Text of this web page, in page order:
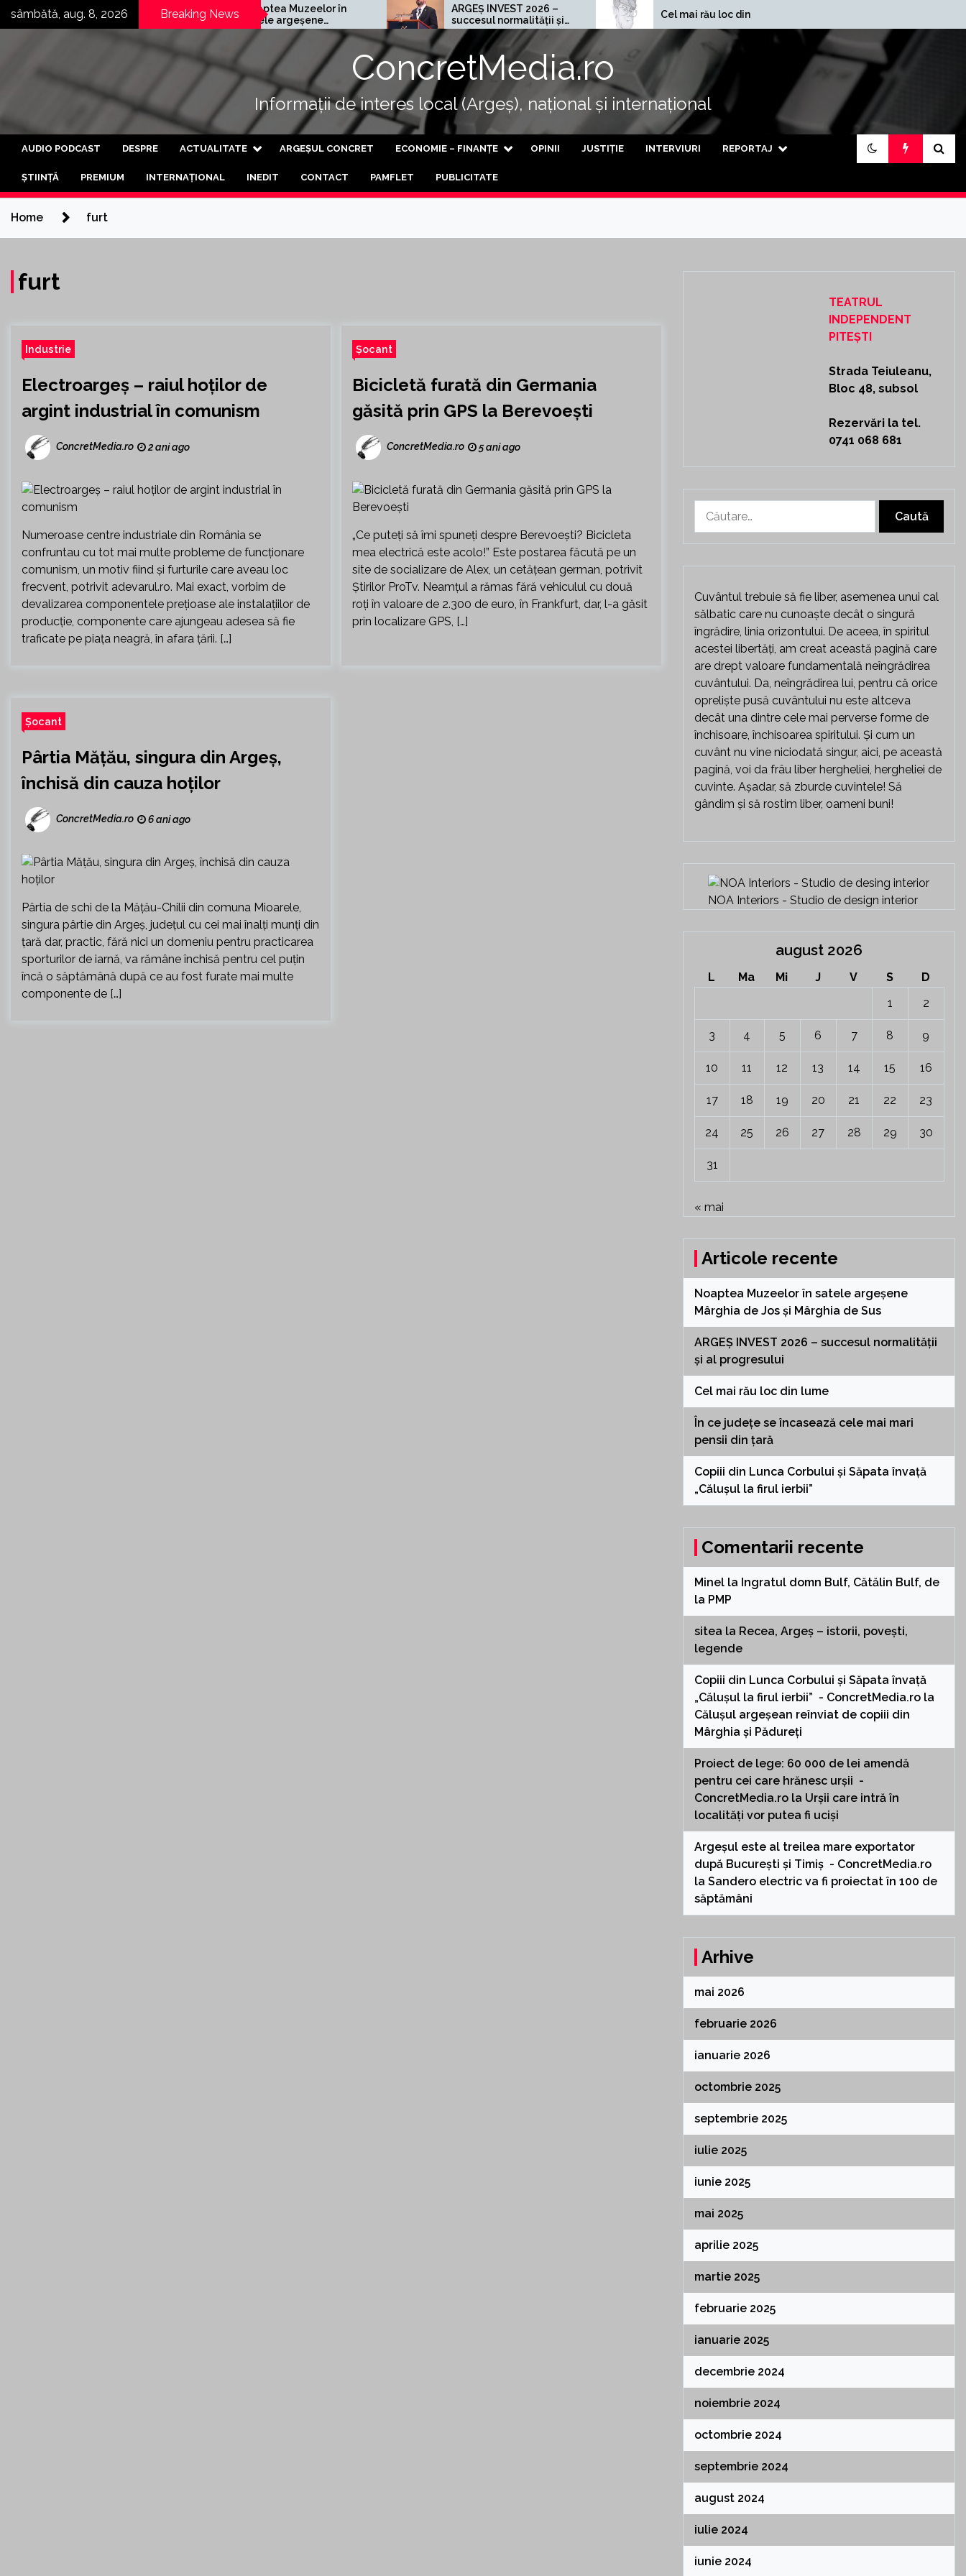
Skipsâmbătă, aug. 8, 2026 Breaking News
germană
și-a deschis a
din Curtea
Noaptea Muzeelor în
satele argeșene
Mârghia de Jos și
Mârghia de Sus
ARGEȘ INVEST 2026 –
succesul normalității și
al progresului
Cel mai rău loc din lume
pensii din țară
ConcretMedia.ro
Informații de interes local (Argeș), național și internațional
AUDIO PODCAST DESPRE ACTUALITATE ARGEȘUL CONCRET ECONOMIE – FINANȚE OPINII JUSTIȚIE INTERVIURI REPORTAJ
ȘTIINȚĂ PREMIUM INTERNAȚIONAL INEDIT CONTACT PAMFLET PUBLICITATE
Home furt
furt
Industrie
Electroargeș – raiul hoților de
argint industrial în comunism
ConcretMedia.ro 2 ani ago
Numeroase centre industriale din România se
confruntau cu tot mai multe probleme de funcționare
comunism, un motiv fiind și furturile care aveau loc
frecvent, potrivit adevarul.ro. Mai exact, vorbim de
devalizarea componentele prețioase ale instalațiilor de
producție, componente care ajungeau adesea să fie
traficate pe piața neagră, în afara țării. […]
Șocant
Bicicletă furată din Germania
găsită prin GPS la Berevoești
ConcretMedia.ro 5 ani ago
„Ce puteţi să îmi spuneţi despre Berevoeşti? Bicicleta
mea electrică este acolo!” Este postarea făcută pe un
site de socializare de Alex, un cetăţean german, potrivit
Știrilor ProTv. Neamțul a rămas fără vehiculul cu două
roţi în valoare de 2.300 de euro, în Frankfurt, dar, l-a găsit
prin localizare GPS, […]
Șocant
Pârtia Mățău, singura din Argeș,
închisă din cauza hoților
ConcretMedia.ro 6 ani ago
Pârtia de schi de la Măţău-Chilii din comuna Mioarele,
singura pârtie din Argeș, județul cu cei mai înalți munți din
țară dar, practic, fără nici un domeniu pentru practicarea
sporturilor de iarnă, va rămâne închisă pentru cel puţin
încă o săptămână după ce au fost furate mai multe
componente de […]
TEATRUL
INDEPENDENT
PITEȘTI
Strada Teiuleanu,
Bloc 48, subsol
Rezervări la tel.
0741 068 681
după:
Cuvântul trebuie să fie liber, asemenea unui cal
sălbatic care nu cunoaște decât o singură
îngrădire, linia orizontului. De aceea, în spiritul
acestei libertăți, am creat această pagină care
are drept valoare fundamentală neîngrădirea
cuvântului. Da, neîngrădirea lui, pentru că orice
opreliște pusă cuvântului nu este altceva
decât una dintre cele mai perverse forme de
închisoare, închisoarea spiritului. Și cum un
cuvânt nu vine niciodată singur, aici, pe această
pagină, voi da frâu liber hergheliei, hergheliei de
cuvinte. Așadar, să zburde cuvintele! Să
gândim și să rostim liber, oameni buni!
NOA Interiors - Studio de design interior
august 2026
L Ma Mi J V S
D
1
2
3 4 5 6 7 8 9
10 11 12 13 14 15 16
17 18 19 20 21 22 23
24 25 26 27 28 29 30
31
« mai
Articole recente
Noaptea Muzeelor în satele argeșene
Mârghia de Jos și Mârghia de Sus
ARGEȘ INVEST 2026 – succesul normalității
și al progresului
Cel mai rău loc din lume
În ce județe se încasează cele mai mari
pensii din țară
Copiii din Lunca Corbului și Săpata învață
„Călușul la firul ierbii”
Comentarii recente
Minella Ingratul domn Bulf, Cătălin Bulf, de
la PMP
sitea la Recea, Argeș – istorii, povești,
legende
Copiii din Lunca Corbului și Săpata învață
„Călușul la firul ierbii” - ConcretMedia.rola
Călușul argeșean reînviat de copiii din
Mârghia și Pădureți
Proiect de lege: 60 000 de lei amendă
pentru cei care hrănesc urșii -
ConcretMedia.rola Urșii care intră în
localități vor putea fi uciși
Argeșul este al treilea mare exportator
după București și Timiș - ConcretMedia.ro
la Sandero electric va fi proiectat în 100 de
săptămâni
Arhive
mai 2026
februarie 2026
ianuarie 2026
octombrie 2025
septembrie 2025
iulie 2025
iunie 2025
mai 2025
aprilie 2025
martie 2025
februarie 2025
ianuarie 2025
decembrie 2024
noiembrie 2024
octombrie 2024
septembrie 2024
august 2024
iulie 2024
iunie 2024